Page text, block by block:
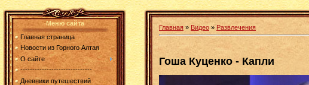
Меню сайта
Главная страница
Новости из Горного Алтая
О сайте
------------------------------
Дневники путешествий
Главная » Видео» Развлечения
Гоша Куценко - Капли